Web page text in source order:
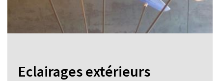
Eclairages extérieurs